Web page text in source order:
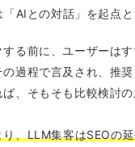
AIとの対話」を起点と
る前に、ユーザーは
過程で言及され、推
、そもそも比較検討
、LLM集客はSEOの